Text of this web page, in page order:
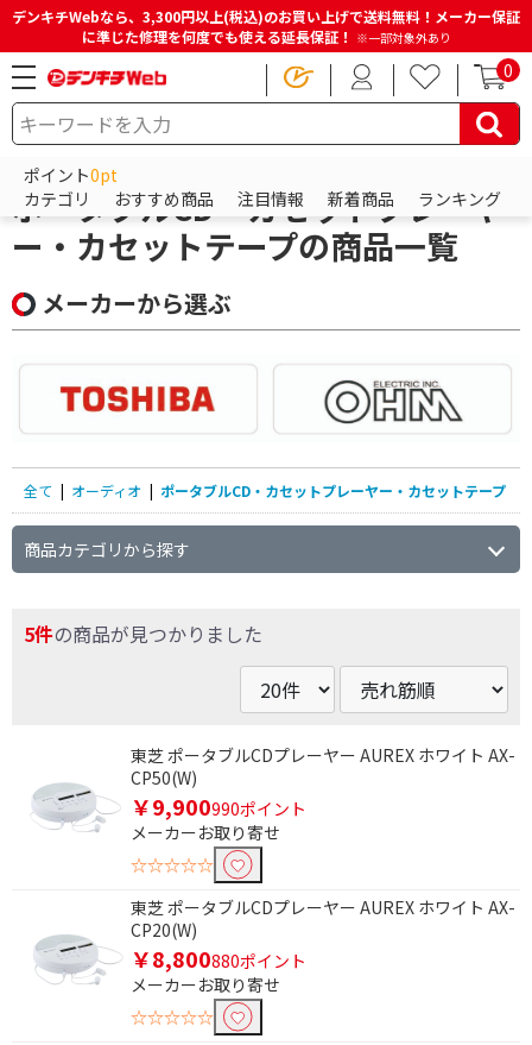
デンキチWebなら、3,300円以上(税込)のお買い上げで送料無料！メーカー保証
に準じた修理を何度でも使える延長保証！ ※一部対象外あり
0
ポイント0pt
カテゴリ
おすすめ商品 注目情報 新着商品 ランキング
HOME 商品一覧ページ オーディオ
ポータブルCD・カセットプレーヤ
ー・カセットテープの商品一覧
メーカーから選ぶ
全て | オーディオ | ポータブルCD・カセットプレーヤー・カセットテープ
商品カテゴリから探す
5件の商品が見つかりました
東芝 ポータブルCDプレーヤー AUREX ホワイト AX-
CP50(W)
￥9,900990ポイント
メーカーお取り寄せ
☆☆☆☆☆
東芝 ポータブルCDプレーヤー AUREX ホワイト AX-
CP20(W)
￥8,800880ポイント
メーカーお取り寄せ
☆☆☆☆☆
条件で絞り込む
フリーワードで絞り込む
除外する
除外する にチェックを入れると、指定したワード
を除外して検索します。